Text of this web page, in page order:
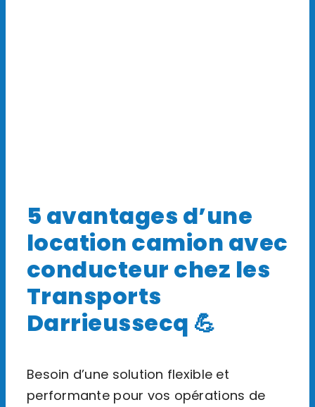
5 avantages d’une
location camion avec
conducteur chez les
Transports
Darrieussecq 💪
Besoin d’une solution flexible et
performante pour vos opérations de